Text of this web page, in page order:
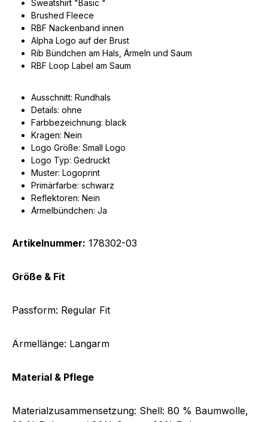
Sweatshirt "Basic "
Brushed Fleece
RBF Nackenband innen
Alpha Logo auf der Brust
Rib Bündchen am Hals, Ärmeln und Saum
RBF Loop Label am Saum
Ausschnitt: Rundhals
Details: ohne
Farbbezeichnung: black
Kragen: Nein
Logo Größe: Small Logo
Logo Typ: Gedruckt
Muster: Logoprint
Primärfarbe: schwarz
Reflektoren: Nein
Ärmelbündchen: Ja
Artikelnummer: 178302-03
Größe & Fit
Passform: Regular Fit
Ärmellänge: Langarm
Material & Pflege
Materialzusammensetzung: Shell: 80 % Baumwolle,